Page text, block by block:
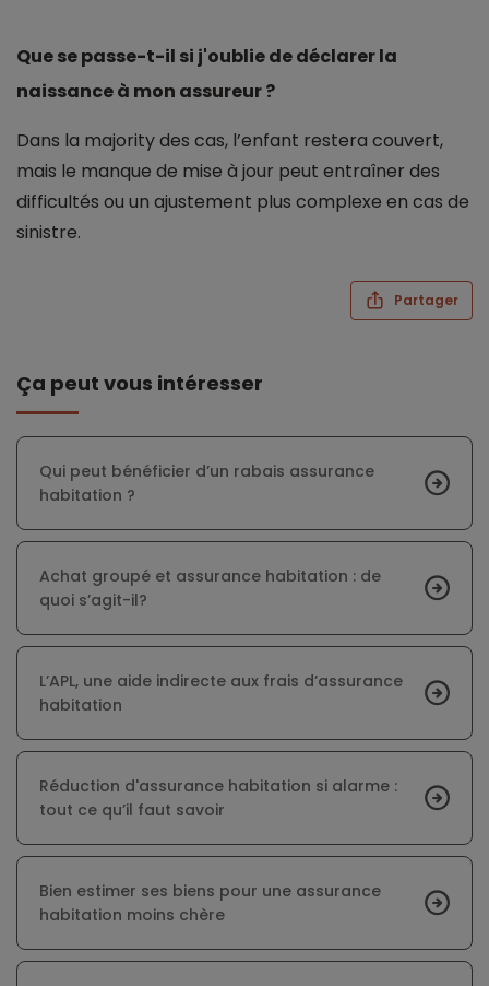
Que se passe-t-il si j'oublie de déclarer la
naissance à mon assureur ?
Dans la majority des cas, l’enfant restera couvert,
mais le manque de mise à jour peut entraîner des
difficultés ou un ajustement plus complexe en cas de
sinistre.
Partager
Ça peut vous intéresser
Qui peut bénéficier d’un rabais assurance
habitation ?
Achat groupé et assurance habitation : de
quoi s’agit-il?
L’APL, une aide indirecte aux frais d’assurance
habitation
Réduction d'assurance habitation si alarme :
tout ce qu’il faut savoir
Bien estimer ses biens pour une assurance
habitation moins chère